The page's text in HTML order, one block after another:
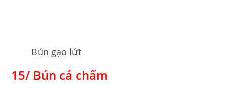
Bún gạo lứt
15/ Bún cá chấm